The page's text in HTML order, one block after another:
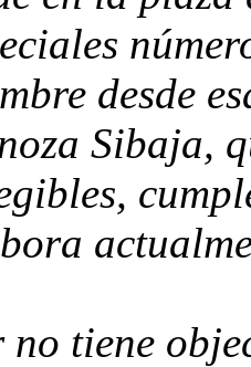
desde
Sibaja,
no tiene